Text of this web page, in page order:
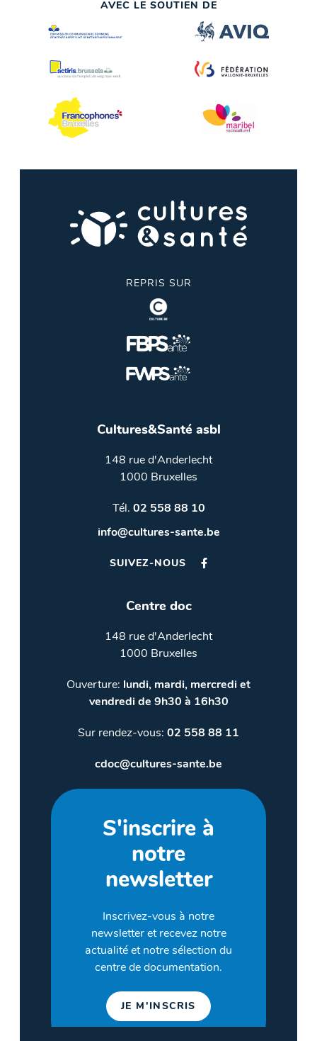
AVEC LE SOUTIEN DE
REPRIS SUR
Cultures&Santé asbl
148 rue d'Anderlecht
1000 Bruxelles
Tél. 02 558 88 10
info@cultures-sante.be
SUIVEZ-NOUS
Centre doc
148 rue d'Anderlecht
1000 Bruxelles
Ouverture: lundi, mardi, mercredi et
vendredi de 9h30 à 16h30
Sur rendez-vous: 02 558 88 11
cdoc@cultures-sante.be
S'inscrire à
notre
newsletter
Inscrivez-vous à notre
newsletter et recevez notre
actualité et notre sélection du
centre de documentation.
JE M'INSCRIS